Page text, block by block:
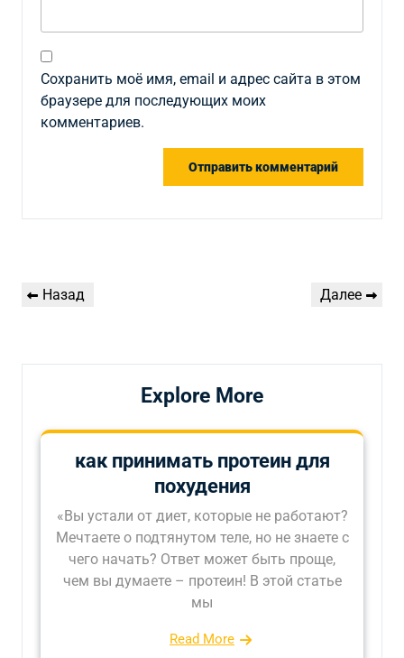
Сохранить моё имя, email и адрес сайта в этом
браузере для последующих моих
комментариев.
по
Предыдущая
Назад
Следующая
Далее
Explore More
как принимать протеин для
похудения
«Вы устали от диет, которые не работают?
Мечтаете о подтянутом теле, но не знаете с
чего начать? Ответ может быть проще,
чем вы думаете – протеин! В этой статье
мы
Read More